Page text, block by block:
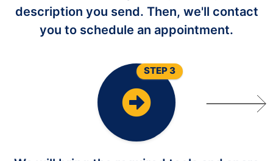
description you send. Then, we'll contact
you to schedule an appointment.
STEP 3